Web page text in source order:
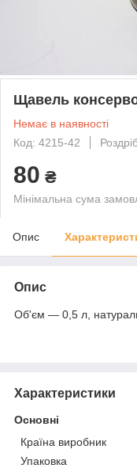
Щавель
Немає в наявності
Код: 4215-42
80 ₴
Мінімальна сума
Опис
Опис
Об'єм — 0,5 л,
Характеристики
Основні
Країна виробник
Упаковка